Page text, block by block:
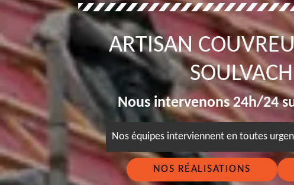
ARTISAN
Nous intervenons 24h/24
Nos équipes interviennent en toutes
NOS RÉALISATIONS